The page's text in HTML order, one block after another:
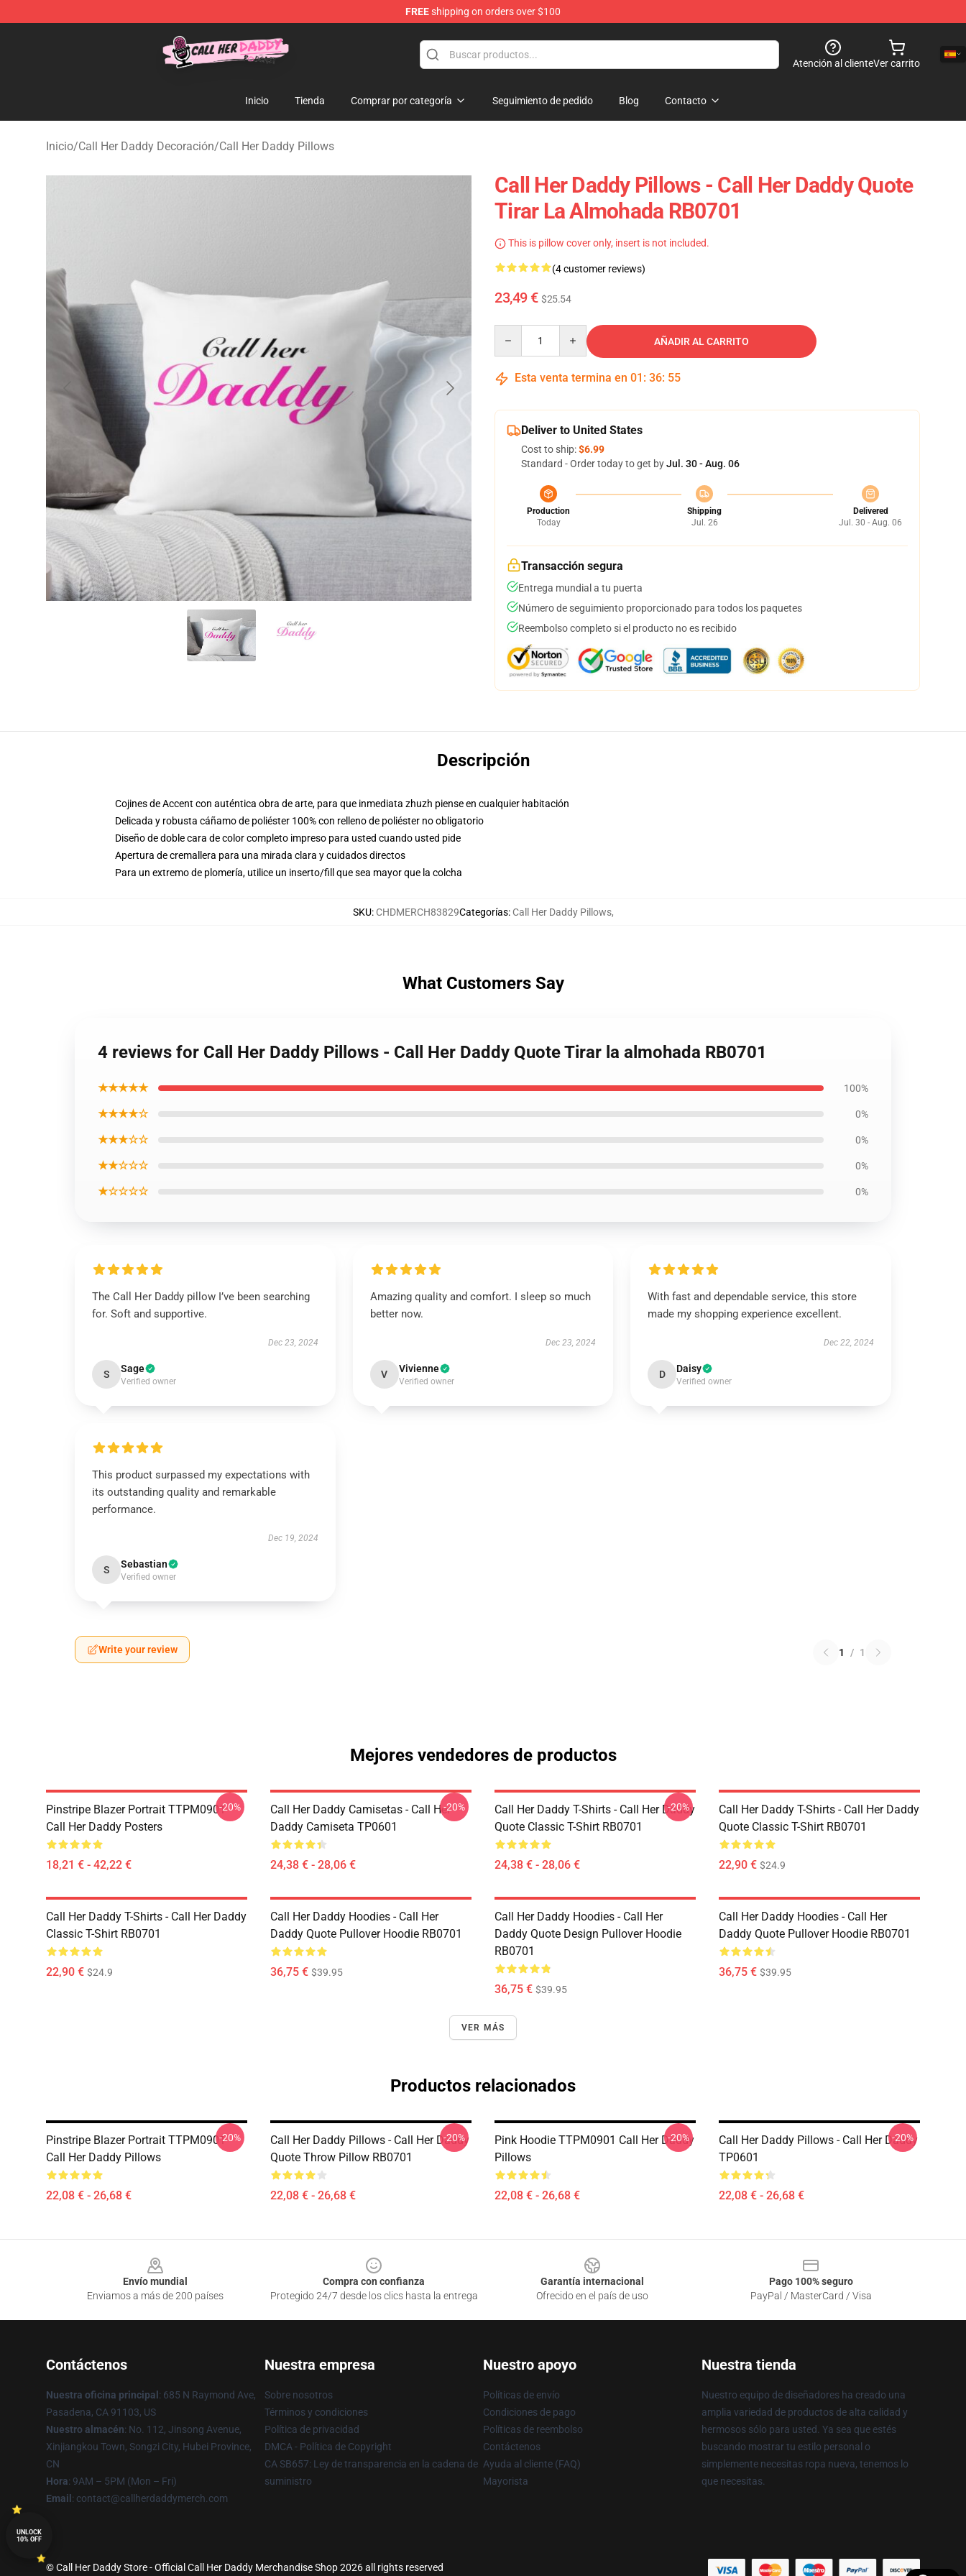
FREEshipping on orders over $100
Call Her Daddy Store - Official Call Her Daddy Merchandise Shop
Atención al clienteVer carrito
Inicio Tienda Comprar por categoría Seguimiento de pedido Blog Contacto
Inicio/Call Her Daddy Decoración/Call Her Daddy Pillows
Call Her Daddy Pillows - Call Her Daddy Quote
Tirar La Almohada RB0701
This is pillow cover only, insert is not included.
(4 customer reviews)
23,49 € $25.54
AÑADIR AL CARRITO
Esta venta termina en 01 : 36: 54
Deliver to United States
Cost to ship:$6.99
Standard - Order today to get byJul. 30 - Aug. 06
Production
Today
Shipping
Jul. 26
Delivered
Jul. 30 - Aug. 06
Transacción segura
Entrega mundial a tu puerta
Número de seguimiento proporcionado para todos los paquetes
Reembolso completo si el producto no es recibido
Descripción
Cojines de Accent con auténtica obra de arte, para que inmediata zhuzh piense en cualquier habitación
Delicada y robusta cáñamo de poliéster 100% con relleno de poliéster no obligatorio
Diseño de doble cara de color completo impreso para usted cuando usted pide
Apertura de cremallera para una mirada clara y cuidados directos
Para un extremo de plomería, utilice un inserto/fill que sea mayor que la colcha
SKU: CHDMERCH83829Categorías: Call Her Daddy Pillows,
What Customers Say
4 reviews for Call Her Daddy Pillows - Call Her Daddy Quote Tirar la almohada RB0701
★★★★★ 100%
★★★★☆ 0%
★★★☆☆ 0%
★★☆☆☆ 0%
★☆☆☆☆ 0%
The Call Her Daddy pillow I’ve been searching
for. Soft and supportive.
Dec 23, 2024
S Sage
Verified owner
Amazing quality and comfort. I sleep so much
better now.
Dec 23, 2024
V Vivienne
Verified owner
With fast and dependable service, this store
made my shopping experience excellent.
Dec 22, 2024
D Daisy
Verified owner
This product surpassed my expectations with
its outstanding quality and remarkable
performance.
Dec 19, 2024
S Sebastian
Verified owner
Write your review 1 / 1
Mejores vendedores de productos
Pinstripe Blazer Portrait TTPM0901
Call Her Daddy Posters
18,21 € - 42,22 €
-20%
Call Her Daddy Camisetas - Call Her
Daddy Camiseta TP0601
24,38 € - 28,06 €
-20%
Call Her Daddy T-Shirts - Call Her Daddy
Quote Classic T-Shirt RB0701
24,38 € - 28,06 €
-20%
Call Her Daddy T-Shirts - Call Her Daddy
Quote Classic T-Shirt RB0701
22,90 € $24.9
Call Her Daddy T-Shirts - Call Her Daddy
Classic T-Shirt RB0701
22,90 € $24.9
Call Her Daddy Hoodies - Call Her
Daddy Quote Pullover Hoodie RB0701
36,75 € $39.95
Call Her Daddy Hoodies - Call Her
Daddy Quote Design Pullover Hoodie
RB0701
36,75 € $39.95
Call Her Daddy Hoodies - Call Her
Daddy Quote Pullover Hoodie RB0701
36,75 € $39.95
VER MÁS
Productos relacionados
Pinstripe Blazer Portrait TTPM0901
Call Her Daddy Pillows
22,08 € - 26,68 €
-20%
Call Her Daddy Pillows - Call Her Daddy
Quote Throw Pillow RB0701
22,08 € - 26,68 €
-20%
Pink Hoodie TTPM0901 Call Her Daddy
Pillows
22,08 € - 26,68 €
-20%
Call Her Daddy Pillows - Call Her Daddy
TP0601
22,08 € - 26,68 €
-20%
Envío mundial
Enviamos a más de 200 países
Compra con confianza
Protegido 24/7 desde los clics hasta la entrega
Garantía internacional
Ofrecido en el país de uso
Pago 100% seguro
PayPal / MasterCard / Visa
Contáctenos
Nuestra oficina principal : 685 N Raymond Ave,
Pasadena, CA 91103, US
Nuestro almacén: No. 112, Jinsong Avenue,
Xinjiangkou Town, Songzi City, Hubei Province,
CN
Hora: 9AM – 5PM (Mon – Fri)
Email : contact@callherdaddymerch.com
Nuestra empresa
Sobre nosotros
Términos y condiciones
Política de privacidad
DMCA - Política de Copyright
CA SB657: Ley de transparencia en la cadena de
suministro
Nuestro apoyo
Políticas de envío
Condiciones de pago
Políticas de reembolso
Contáctenos
Ayuda al cliente (FAQ)
Mayorista
Nuestra tienda
Nuestro equipo de diseñadores ha creado una
amplia variedad de productos de alta calidad y
hermosos sólo para usted. Ya sea que estés
buscando mostrar tu estilo personal o
simplemente necesitas ropa nueva, tenemos lo
que necesitas.
© Call Her Daddy Store - Official Call Her Daddy Merchandise Shop 2026 all rights reserved
UNLOCK
10% OFF